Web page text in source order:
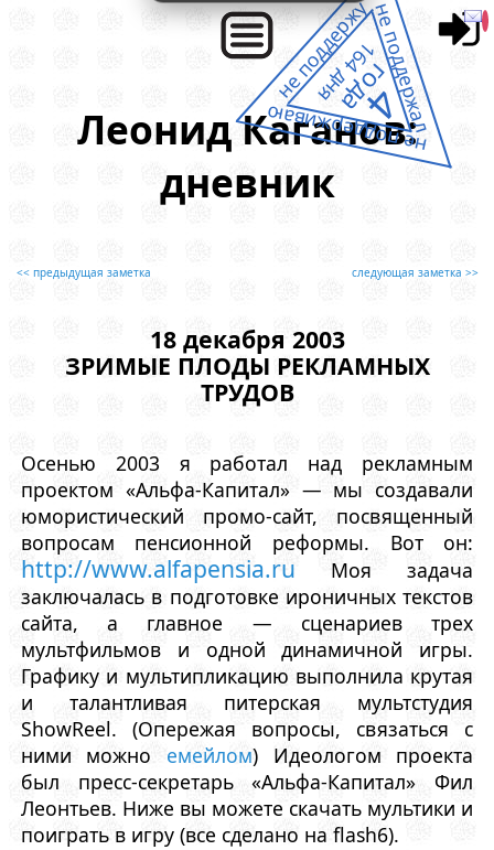
Леонид Каганов:
дневник
<< предыдущая заметка следующая заметка >>
18 декабря 2003
ЗРИМЫЕ ПЛОДЫ РЕКЛАМНЫХ
ТРУДОВ
Осенью 2003 я работал над рекламным
проектом «Альфа-Капитал» — мы создавали
юмористический промо-сайт, посвященный
вопросам пенсионной реформы. Вот он:
http://www.alfapensia.ru Моя задача
заключалась в подготовке ироничных текстов
сайта, а главное — сценариев трех
мультфильмов и одной динамичной игры.
Графику и мультипликацию выполнила крутая
и талантливая питерская мультстудия
ShowReel. (Опережая вопросы, связаться с
ними можно емейлом) Идеологом проекта
был пресс-секретарь «Альфа-Капитал» Фил
Леонтьев. Ниже вы можете скачать мультики и
поиграть в игру (все сделано на flash6).
не поддержал
не поддерживаю
не поддержу
4
года
164 дня